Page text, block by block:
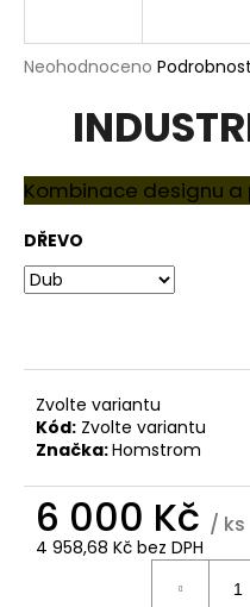
Průměrné
produktu
z
5
hvězdiček.
Neohodnoceno
Kombinace designu a
DŘEVO
Zvolte variantu
Kód: Zvolte variantu
Značka:Homstrom
6 000 Kč / ks
4 958,68 Kč bez DPH
j
D
o
p
o
r
u
u